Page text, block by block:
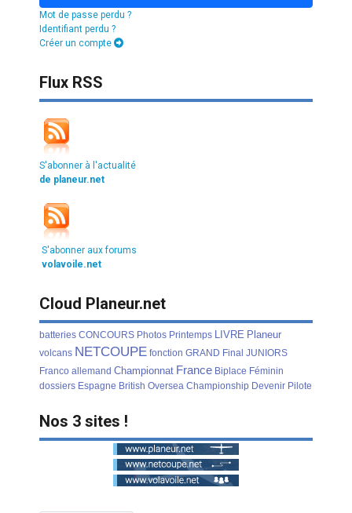
Mot de passe perdu ?
Identifiant perdu ?
Créer un compte
Flux RSS
S'abonner à l'actualité
de planeur.net
S'abonner aux forums
volavoile.net
Cloud Planeur.net
batteries CONCOURS Photos Printemps LIVRE Planeur
volcans NETCOUPE fonction GRAND Final JUNIORS
Franco allemand Championnat France Biplace Féminin
dossiers Espagne British Oversea Championship Devenir Pilote
Nos 3 sites !